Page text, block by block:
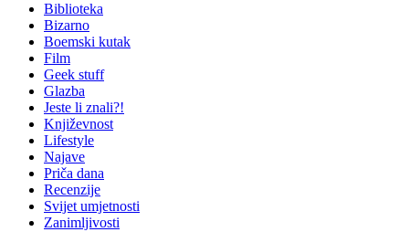
Biblioteka
Bizarno
Boemski kutak
Film
Geek stuff
Glazba
Jeste li znali?!
Književnost
Lifestyle
Najave
Priča dana
Recenzije
Svijet umjetnosti
Zanimljivosti